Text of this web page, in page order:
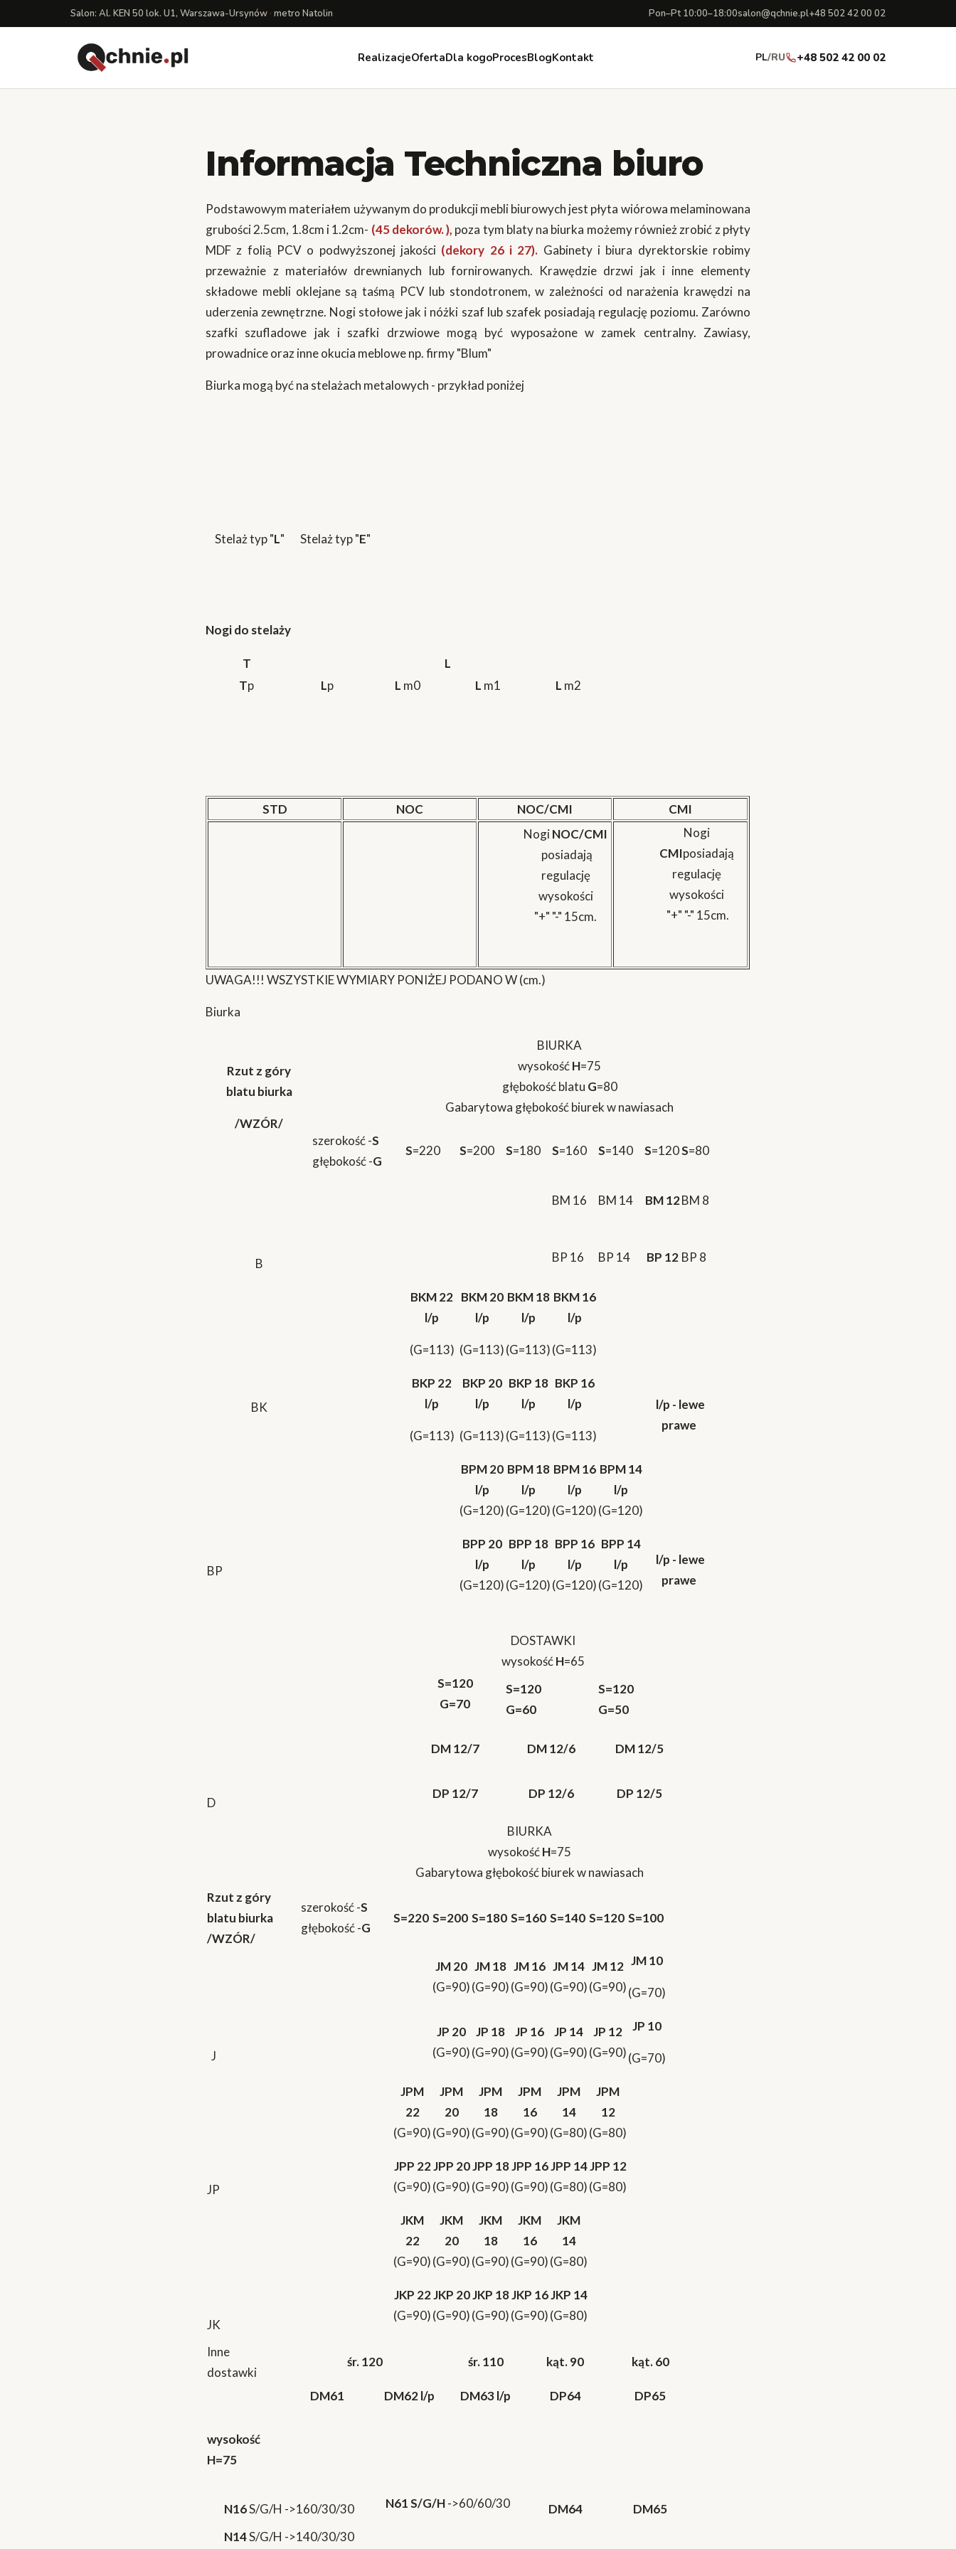
Salon: Al. KEN 50 lok. U1, Warszawa-Ursynów · metro Natolin Pon–Pt 10:00–18:00salon@qchnie.pl+48 502 42 00 02
RealizacjeOfertaDla kogoProcesBlogKontakt PL/RU +48 502 42 00 02
Informacja Techniczna biuro
Podstawowym materiałem używanym do produkcji mebli biurowych jest płyta wiórowa melaminowana
grubości 2.5cm, 1.8cm i 1.2cm- (45 dekorów. ), poza tym blaty na biurka możemy również zrobić z płyty
MDF z folią PCV o podwyższonej jakości (dekory 26 i 27). Gabinety i biura dyrektorskie robimy
przeważnie z materiałów drewnianych lub fornirowanych. Krawędzie drzwi jak i inne elementy
składowe mebli oklejane są taśmą PCV lub stondotronem, w zależności od narażenia krawędzi na
uderzenia zewnętrzne. Nogi stołowe jak i nóżki szaf lub szafek posiadają regulację poziomu. Zarówno
szafki szufladowe jak i szafki drzwiowe mogą być wyposażone w zamek centralny. Zawiasy,
prowadnice oraz inne okucia meblowe np. firmy "Blum"
Biurka mogą być na stelażach metalowych - przykład poniżej
Stelaż typ "L" Stelaż typ "E"
Nogi do stelaży
T
L
Tp Lp L m0 L m1 L m2
STD NOC NOC/CMI
CMI
NogiNOC/CMI
posiadają
regulację
wysokości
"+" "-" 15cm.
Nogi
CMIposiadają
regulację
wysokości
"+" "-" 15cm.
UWAGA!!! WSZYSTKIE WYMIARY PONIŻEJ PODANO W (cm.)
Biurka
Rzut z góry
blatu biurka
/WZÓR/
BIURKA
wysokośćH=75
głębokość blatu G=80
Gabarytowa głębokość biurek w nawiasach
szerokość -S
głębokość -G
S=220 S=200 S=180 S=160 S=140 S=120S=80
B
BM 16 BM 14 BM 12BM 8
BP 16 BP 14 BP 12 BP 8
BK
BKM 22
l/p
(G=113)
BKM 20
l/p
(G=113)
BKM 18
l/p
(G=113)
BKM 16
l/p
(G=113)
BKP 22
l/p
(G=113)
BKP 20
l/p
(G=113)
BKP 18
l/p
(G=113)
BKP 16
l/p
(G=113)
l/p - lewe
prawe
BP
BPM 20
l/p
(G=120)
BPM 18
l/p
(G=120)
BPM 16
l/p
(G=120)
BPM 14
l/p
(G=120)
BPP 20
l/p
(G=120)
BPP 18
l/p
(G=120)
BPP 16
l/p
(G=120)
BPP 14
l/p
(G=120)
l/p - lewe
prawe
DOSTAWKI
wysokośćH=65
S=120
G=70
S=120
G=60
S=120
G=50
D
DM 12/7 DM 12/6 DM 12/5
DP 12/7 DP 12/6 DP 12/5
BIURKA
wysokośćH=75
Gabarytowa głębokość biurek w nawiasach
Rzut z góry
blatu biurka
/WZÓR/
szerokość -S
głębokość -G
S=220 S=200 S=180 S=160 S=140 S=120 S=100
J
JM 20
(G=90)
JM 18
(G=90)
JM 16
(G=90)
JM 14
(G=90)
JM 12
(G=90)
JM 10
(G=70)
JP 20
(G=90)
JP 18
(G=90)
JP 16
(G=90)
JP 14
(G=90)
JP 12
(G=90)
JP 10
(G=70)
JP
JPM
22
(G=90)
JPM
20
(G=90)
JPM
18
(G=90)
JPM
16
(G=90)
JPM
14
(G=80)
JPM
12
(G=80)
JPP 22
(G=90)
JPP 20
(G=90)
JPP 18
(G=90)
JPP 16
(G=90)
JPP 14
(G=80)
JPP 12
(G=80)
JK
JKM
22
(G=90)
JKM
20
(G=90)
JKM
18
(G=90)
JKM
16
(G=90)
JKM
14
(G=80)
JKP 22
(G=90)
JKP 20
(G=90)
JKP 18
(G=90)
JKP 16
(G=90)
JKP 14
(G=80)
Inne
dostawki
śr. 120 śr. 110 kąt. 90 kąt. 60
DM61 DM62 l/p DM63 l/p DP64 DP65
wysokość
H=75
N16S/G/H ->160/30/30 N61 S/G/H->60/60/30 DM64
DM65
N14S/G/H ->140/30/30